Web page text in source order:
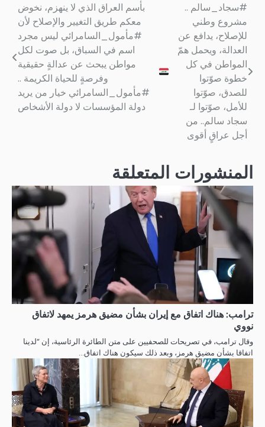
تصفّح
المقالات
#سجاد_سالم ..
مشروع وطني
للإصلاح، يدافع عن
العدالة، ويحمل همّ
المواطن في كل
خطوة صوّتوا
للصدق، صوّتوا
للأمل، صوّتوا لـ
سجاد سالم.. من
أجل عراقٍ أقوى
بأسم العراق الذي لا ينهزم، نخوض
معكم طريق التغيير والإصلاح لأن
#مأمول_السامرائي ليس مجرد
اسم في السباق، بل صوت لكل
مواطن يبحث عن عدالةٍ حقيقية
وفرصةٍ للحياة الكريمة ..
#مأمول_السامرائي خيار من يريد
دولة المؤسسات لا دولة الأشخاص
المنشورات المتعلقة
ترامب: هناك اتفاق مع إيران بشأن مضيق هرمز يمهد لاتفاق
نووي
وقال ترامب، في تصريحات للصحفيين على متن الطائرة الرئاسية، إن “لدينا
اتفاقا بشأن مضيق هرمز، وبعد ذلك سيكون هناك اتفاق…